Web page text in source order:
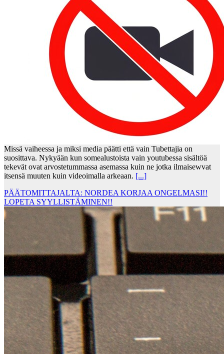
Missä vaiheessa ja miksi media päätti että vain Tubettajia on
suosittava. Nykyään kun somealustoista vain youtubessa sisältöä
tekevät ovat arvostetummassa asemassa kuin ne jotka ilmaisewvat
itsensä muuten kuin videoimalla arkeaan. [...]
PÄÄTOMITTAJALTA: NORDEA KORJAA ONGELMASI!!
LOPETA SYYLLISTÄMINEN!!